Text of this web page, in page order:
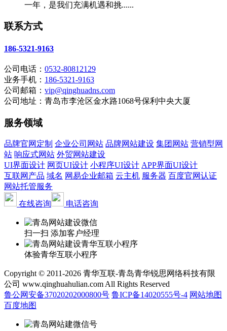
一年，是我们充满机遇和挑......
联系方式
186-5321-9163
公司电话： 0532-80812129
业务手机： 186-5321-9163
公司邮箱： vip@qinghuadns.com
公司地址：青岛市李沧区金水路1068号保利中央大厦
服务领域
品牌官网定制 企业公司网站 品牌网站建设 集团网站 营销型网
站 响应式网站 外贸网站建设
UI界面设计 网页UI设计 小程序UI设计 APP界面UI设计
互联网产品 域名 网易企业邮箱 云主机 服务器 百度官网认证
网站托管服务
在线咨询
电话咨询
扫一扫 添加客户经理
体验青华互联小程序
Copyright © 2011-2026 青华互联-青岛青华锐思网络科技有限
公司 www.qinghuahulian.com All Rights Reserved
鲁公网安备37020202000800号 鲁ICP备14020555号-4 网站地图
百度地图